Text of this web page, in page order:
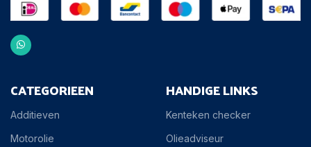
CATEGORIEEN
Additieven
Motorolie
HANDIGE LINKS
Kenteken checker
Olieadviseur